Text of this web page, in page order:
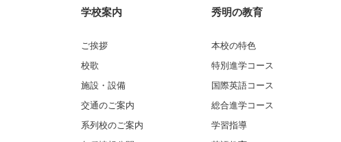
学校案内
ご挨拶
校歌
施設・設備
交通のご案内
系列校のご案内
秀明の教育
本校の特色
特別進学コース
国際英語コース
総合進学コース
学習指導